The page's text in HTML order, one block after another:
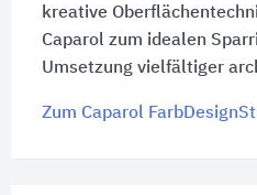
kreative
Caparol zum idealen
Umsetzung vielfältiger
Zum Caparol